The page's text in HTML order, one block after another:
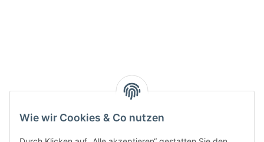
Wie wir Cookies & Co nutzen